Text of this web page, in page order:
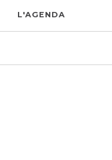
L'AGENDA